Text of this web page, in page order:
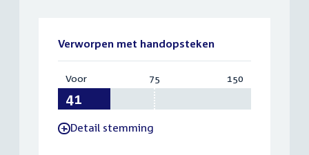
Verworpen met handopsteken
Voor:
75 150
-Detail stemming